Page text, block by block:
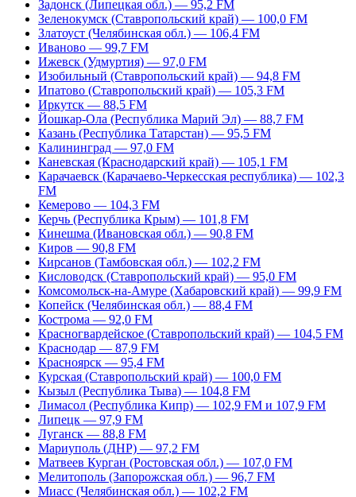
Задонск (Липецкая обл.) — 95,2 FM
Зеленокумск (Ставропольский край) — 100,0 FM
Златоуст (Челябинская обл.) — 106,4 FM
Иваново — 99,7 FM
Ижевск (Удмуртия) — 97,0 FM
Изобильный (Ставропольский край) — 94,8 FM
Ипатово (Ставропольский край) — 105,3 FM
Иркутск — 88,5 FM
Йошкар-Ола (Республика Марий Эл) — 88,7 FM
Казань (Республика Татарстан) — 95,5 FM
Калининград — 97,0 FM
Каневская (Краснодарский край) — 105,1 FM
Карачаевск (Карачаево-Черкесская республика) — 102,3
FM
Кемерово — 104,3 FM
Керчь (Республика Крым) — 101,8 FM
Кинешма (Ивановская обл.) — 90,8 FM
Киров — 90,8 FM
Кирсанов (Тамбовская обл.) — 102,2 FM
Кисловодск (Ставропольский край) — 95,0 FM
Комсомольск-на-Амуре (Хабаровский край) — 99,9 FM
Копейск (Челябинская обл.) — 88,4 FM
Кострома — 92,0 FM
Красногвардейское (Ставропольский край) — 104,5 FM
Краснодар — 87,9 FM
Красноярск — 95,4 FM
Курская (Ставропольский край) — 100,0 FM
Кызыл (Республика Тыва) — 104,8 FM
Лимасол (Республика Кипр) — 102,9 FM и 107,9 FM
Липецк — 97,9 FM
Луганск — 88,8 FM
Мариуполь (ДНР) — 97,2 FM
Матвеев Курган (Ростовская обл.) — 107,0 FM
Мелитополь (Запорожская обл.) — 96,7 FM
Миасс (Челябинская обл.) — 102,2 FM